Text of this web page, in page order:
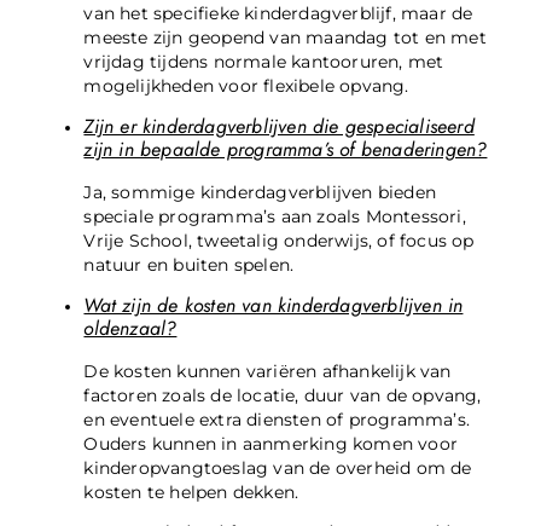
van het specifieke kinderdagverblijf, maar de
meeste zijn geopend van maandag tot en met
vrijdag tijdens normale kantooruren, met
mogelijkheden voor flexibele opvang.
Zijn er kinderdagverblijven die gespecialiseerd
zijn in bepaalde programma’s of benaderingen?
Ja, sommige kinderdagverblijven bieden
speciale programma’s aan zoals Montessori,
Vrije School, tweetalig onderwijs, of focus op
natuur en buiten spelen.
Wat zijn de kosten van kinderdagverblijven in
oldenzaal?
De kosten kunnen variëren afhankelijk van
factoren zoals de locatie, duur van de opvang,
en eventuele extra diensten of programma’s.
Ouders kunnen in aanmerking komen voor
kinderopvangtoeslag van de overheid om de
kosten te helpen dekken.